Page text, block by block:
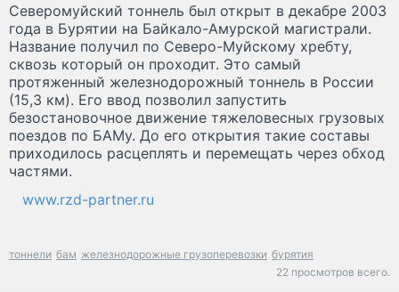
Северомуйский тоннель был открыт в декабре 2003
года в Бурятии на Байкало-Амурской магистрали.
Название получил по Северо-Муйскому хребту,
сквозь который он проходит. Это самый
протяженный железнодорожный тоннель в России
(15,3 км). Его ввод позволил запустить
безостановочное движение тяжеловесных грузовых
поездов по БАМу. До его открытия такие составы
приходилось расцеплять и перемещать через обход
частями.
www.rzd-partner.ru
тоннели бам железнодорожные грузоперевозки бурятия
22 просмотров всего.